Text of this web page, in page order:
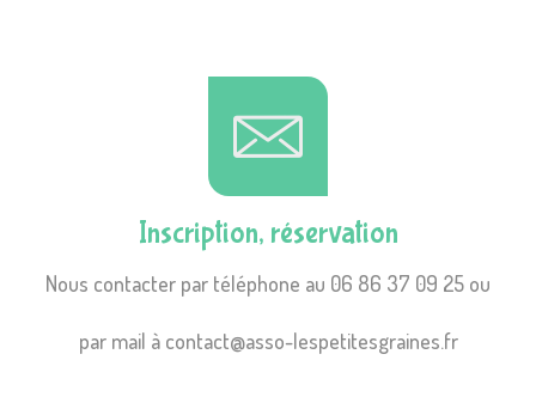
Inscription, réservation
Nous contacter par téléphone au 06 86 37 09 25 ou
par mail à contact@asso-lespetitesgraines.fr